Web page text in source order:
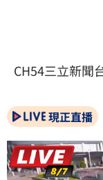
CH54三立新聞
現正直播